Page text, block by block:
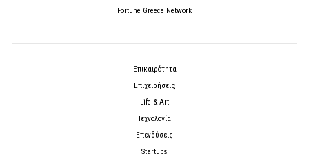
Fortune Greece Network
Επικαιρότητα
Επιχειρήσεις
Life & Art
Τεχνολογία
Επενδύσεις
Startups